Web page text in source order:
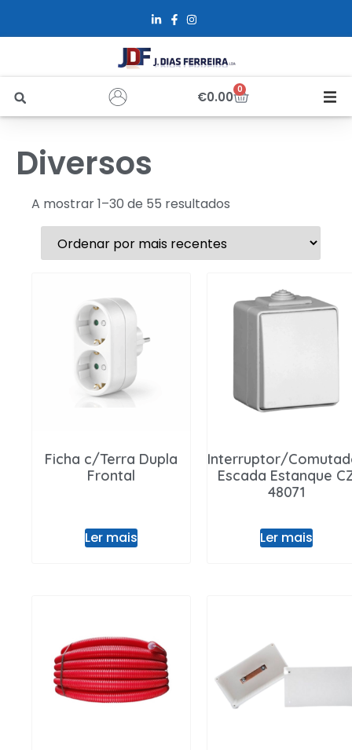
€0.00 0
Sobre Nós
Alfus
Recrutamento
Contactos
Entrar / Registar
Diversos
A mostrar 1–30 de 55 resultados
Ficha c/Terra Dupla
Frontal
Ler mais
Interruptor/
Escada Estanque
48071
Ler mais